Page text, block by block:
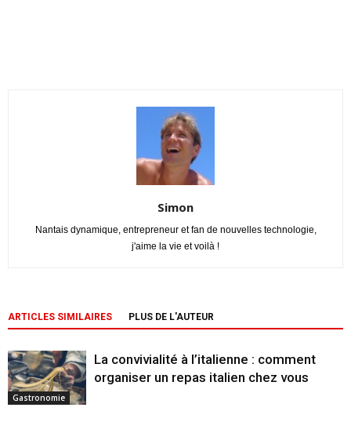
Simon
Nantais dynamique, entrepreneur et fan de nouvelles technologie,
j'aime la vie et voilà !
ARTICLES SIMILAIRES PLUS DE L'AUTEUR
Gastronomie
La convivialité à l’italienne : comment
organiser un repas italien chez vous